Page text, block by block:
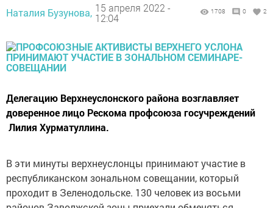
Наталия Бузунова, 15 апреля 2022 -
12:04
1708 0 2
Делегацию Верхнеуслонского района возглавляет
доверенное лицо Рескома профсоюза госучреждений
Лилия Хурматуллина.
В эти минуты верхнеуслонцы принимают участие в
республиканском зональном совещании, который
проходит в Зеленодольске. 130 человек из восьми